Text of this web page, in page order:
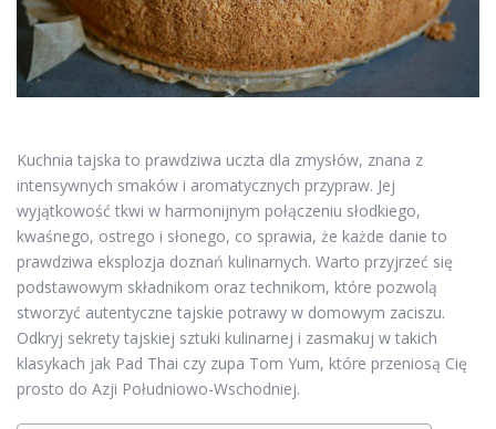
Kuchnia tajska to prawdziwa uczta dla zmysłów, znana z
intensywnych smaków i aromatycznych przypraw. Jej
wyjątkowość tkwi w harmonijnym połączeniu słodkiego,
kwaśnego, ostrego i słonego, co sprawia, że każde danie to
prawdziwa eksplozja doznań kulinarnych. Warto przyjrzeć się
podstawowym składnikom oraz technikom, które pozwolą
stworzyć autentyczne tajskie potrawy w domowym zaciszu.
Odkryj sekrety tajskiej sztuki kulinarnej i zasmakuj w takich
klasykach jak Pad Thai czy zupa Tom Yum, które przeniosą Cię
prosto do Azji Południowo-Wschodniej.